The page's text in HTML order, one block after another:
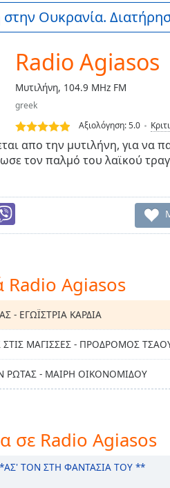
Ουκρανία.
Radio Agiasos
Μυτιλήνη, 104.9 MHz FM
greek
Αξιολόγηση:5.0
απο την μυτιλήνη, για να
τον παλμό του λαϊκού
Agiasos
- ΕΓΩΪΣΤΡΙΑ ΚΑΡΔΙΑ
ΣΤΙΣ ΜΑΓΙΣΣΕΣ - ΠΡΟΔΡΟΜΟΣ
ΡΩΤΑΣ - ΜΑΙΡΗ ΟΙΚΟΝΟΜΙΔΟΥ
σε Radio Agiasos
ΤΟΝ ΣΤΗ ΦΑΝΤΑΣΙΑ ΤΟΥ **